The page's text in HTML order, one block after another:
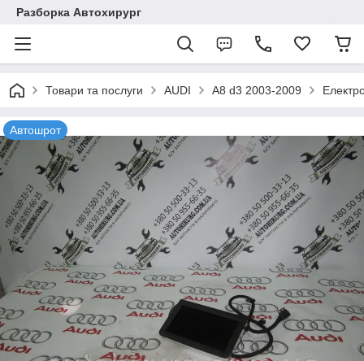
Разборка Автохирург
Товари та послуги AUDI A8 d3 2003-2009
Автошрот